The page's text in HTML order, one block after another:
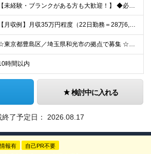
【未経験・ブランクがある方も大歓迎！】 ◆必須条件：準中型免許以上をお持ちの方 ※学歴・年齢・性別・職歴はいっさい不問です！ ★こんな方にピッタリ★ ・毎日決まった時間に帰ってプライベートを楽しみた
【月収例】月収35万円程度（22日勤務＝28万6,000円＋各種手当） ★年収460万円の先輩も活躍中です！ ★通勤手当（全額）、家族手当（配偶者：1万4000円/子：9000円）、休日出勤手当など各
☆東京都豊島区／埼玉県和光市の拠点で募集 ☆バイク・自転車通勤OK！ ☆交通費全額支給 【本社／池袋営業所】 東京都豊島区東池袋2-38-20 【和光事務所】 埼玉県和光市新倉7-9-1 ※勤務
時間以内
検討中に入れる
終了予定日： 2026.08.17
報有 自己PR不要